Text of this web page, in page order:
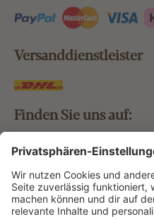
Versanddienstleister
Finden Sie uns auf:
Bestellung widerrufen